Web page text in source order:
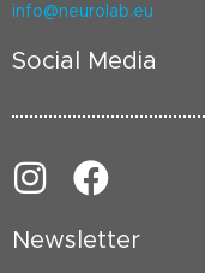
info@neurolab.eu
Social Media
Newsletter